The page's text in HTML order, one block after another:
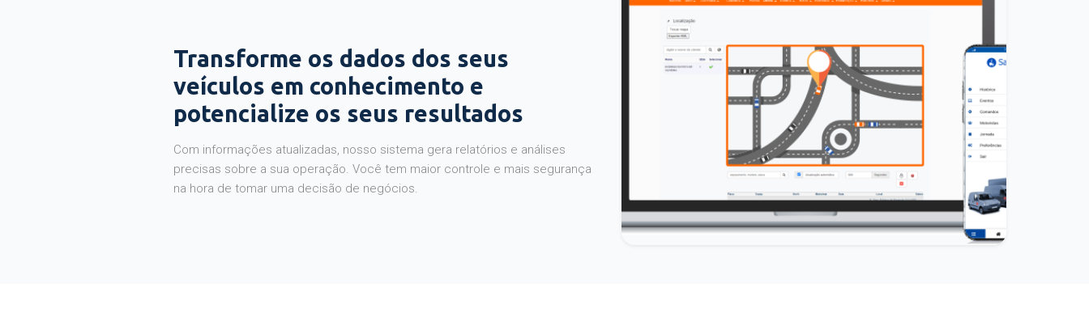
Transforme os dados dos seus
veículos em conhecimento e
potencialize os seus resultados
Com informações atualizadas, nosso sistema gera relatórios e análises
precisas sobre a sua operação. Você tem maior controle e mais segurança
na hora de tomar uma decisão de negócios.